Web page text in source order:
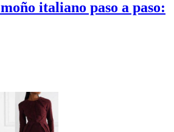
italiano paso a paso: